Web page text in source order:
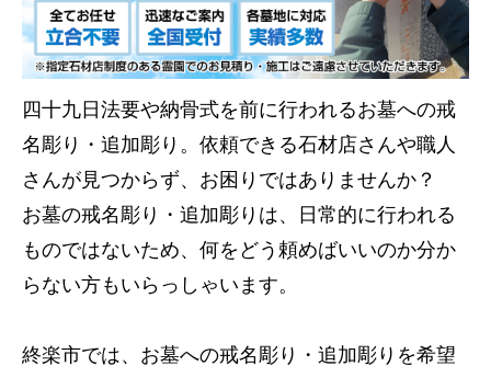
四十九日法要や納骨式を前に行われるお墓への戒
名彫り・追加彫り。依頼できる石材店さんや職人
さんが見つからず、お困りではありませんか？
お墓の戒名彫り・追加彫りは、日常的に行われる
ものではないため、何をどう頼めばいいのか分か
らない方もいらっしゃいます。
終楽市では、お墓への戒名彫り・追加彫りを希望